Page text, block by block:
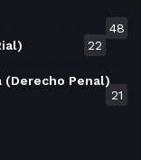
48
22
(Derecho Penal)
21